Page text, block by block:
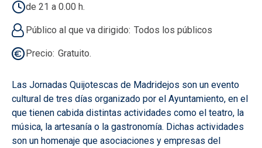
de 21 a 0.00 h.
Público al que va dirigido Todos los públicos
Precio Gratuito.
Las Jornadas Quijotescas de Madridejos son un evento
cultural de tres días organizado por el Ayuntamiento, en el
que tienen cabida distintas actividades como el teatro, la
música, la artesanía o la gastronomía. Dichas actividades
son un homenaje que asociaciones y empresas del